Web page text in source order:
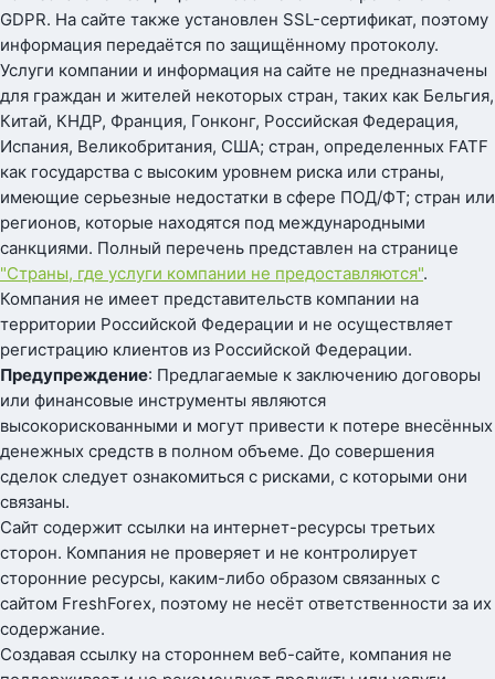
GDPR. На сайте также установлен SSL-сертификат, поэтому
информация передаётся по защищённому протоколу.
Услуги компании и информация на сайте не предназначены
для граждан и жителей некоторых стран, таких как Бельгия,
Китай, КНДР, Франция, Гонконг, Российская Федерация,
Испания, Великобритания, США; стран, определенных FATF
как государства с высоким уровнем риска или страны,
имеющие серьезные недостатки в сфере ПОД/ФТ; стран или
регионов, которые находятся под международными
санкциями. Полный перечень представлен на странице
"Страны, где услуги компании не предоставляются".
Компания не имеет представительств компании на
территории Российской Федерации и не осуществляет
регистрацию клиентов из Российской Федерации.
Предупреждение: Предлагаемые к заключению договоры
или финансовые инструменты являются
высокорискованными и могут привести к потере внесённых
денежных средств в полном объеме. До совершения
сделок следует ознакомиться с рисками, с которыми они
связаны.
Сайт содержит ссылки на интернет-ресурсы третьих
сторон. Компания не проверяет и не контролирует
сторонние ресурсы, каким-либо образом связанных с
сайтом FreshForex, поэтому не несёт ответственности за их
содержание.
Создавая ссылку на стороннем веб-сайте, компания не